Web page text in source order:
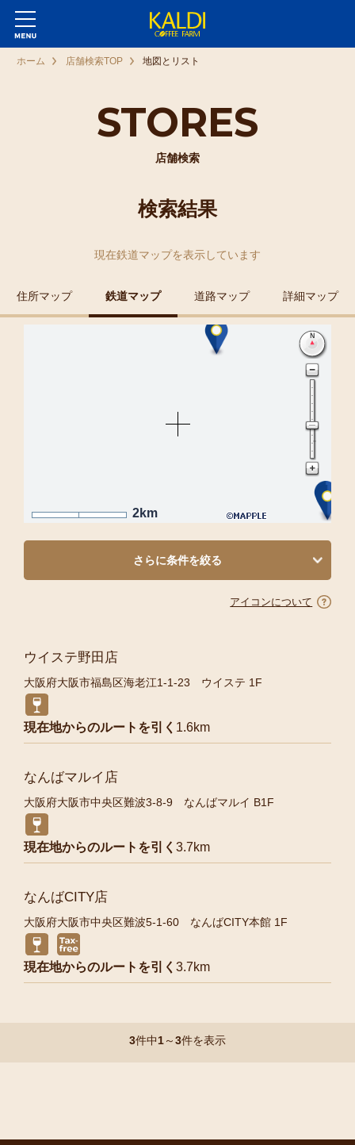
STORES
店舗検索
ホーム 店舗検索TOP 地図とリスト
検索結果
現在鉄道マップを表示しています
住所マップ 鉄道マップ 道路マップ 詳細マップ
2km
さらに条件を絞る
アイコンについて
ウイステ野田店
大阪府大阪市福島区海老江1-1-23 ウイステ 1F
現在地からのルートを引く 1.6km
なんばマルイ店
大阪府大阪市中央区難波3-8-9 なんばマルイ B1F
現在地からのルートを引く 3.7km
なんばCITY店
大阪府大阪市中央区難波5-1-60 なんばCITY本館 1F
現在地からのルートを引く 3.7km
3件中1～3件を表示